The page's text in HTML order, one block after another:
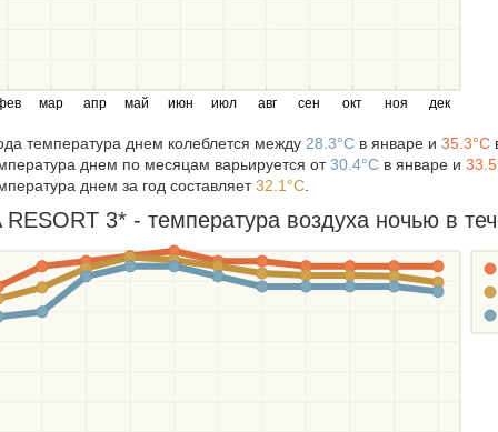
мар апр май июн июл авг сен окт ноя дек
температура днем колеблется между 28.3°C в январе и 35.3°C
днем по месяцам варьируется от30.4°C в январе и
днем за год составляет32.1°C
RESORT 3* - температура воздуха ночью в